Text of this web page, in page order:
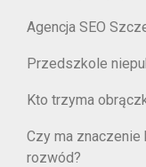
Agencja SEO
Przedszkole
Kto trzyma
Czy ma
rozwód?